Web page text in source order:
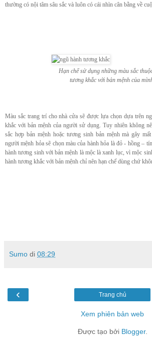
thường có nội tâm sâu sắc và luôn có cái nhìn cân bằng về
Hạn chế sử dụng những màu sắc
tương khắc với bản mệnh của
Màu sắc trang trí cho nhà cửa sẽ được lựa chọn dựa trên
khắc với bản mệnh của người sử dụng. Tuy nhiên không
sắc hợp bản mệnh hoặc tương sinh bản mệnh mà gây
người mệnh hỏa sẽ chọn màu của hành hỏa là đỏ - hồng –
hành tương sinh với bản mệnh là mộc là xanh lục, vì mộc
hành tương khắc với bản mệnh chỉ nên hạn chế dùng chứ
Sumo di 08:29
‹ Trang chủ
Xem phiên bản web
Được tạo bởi Blogger.